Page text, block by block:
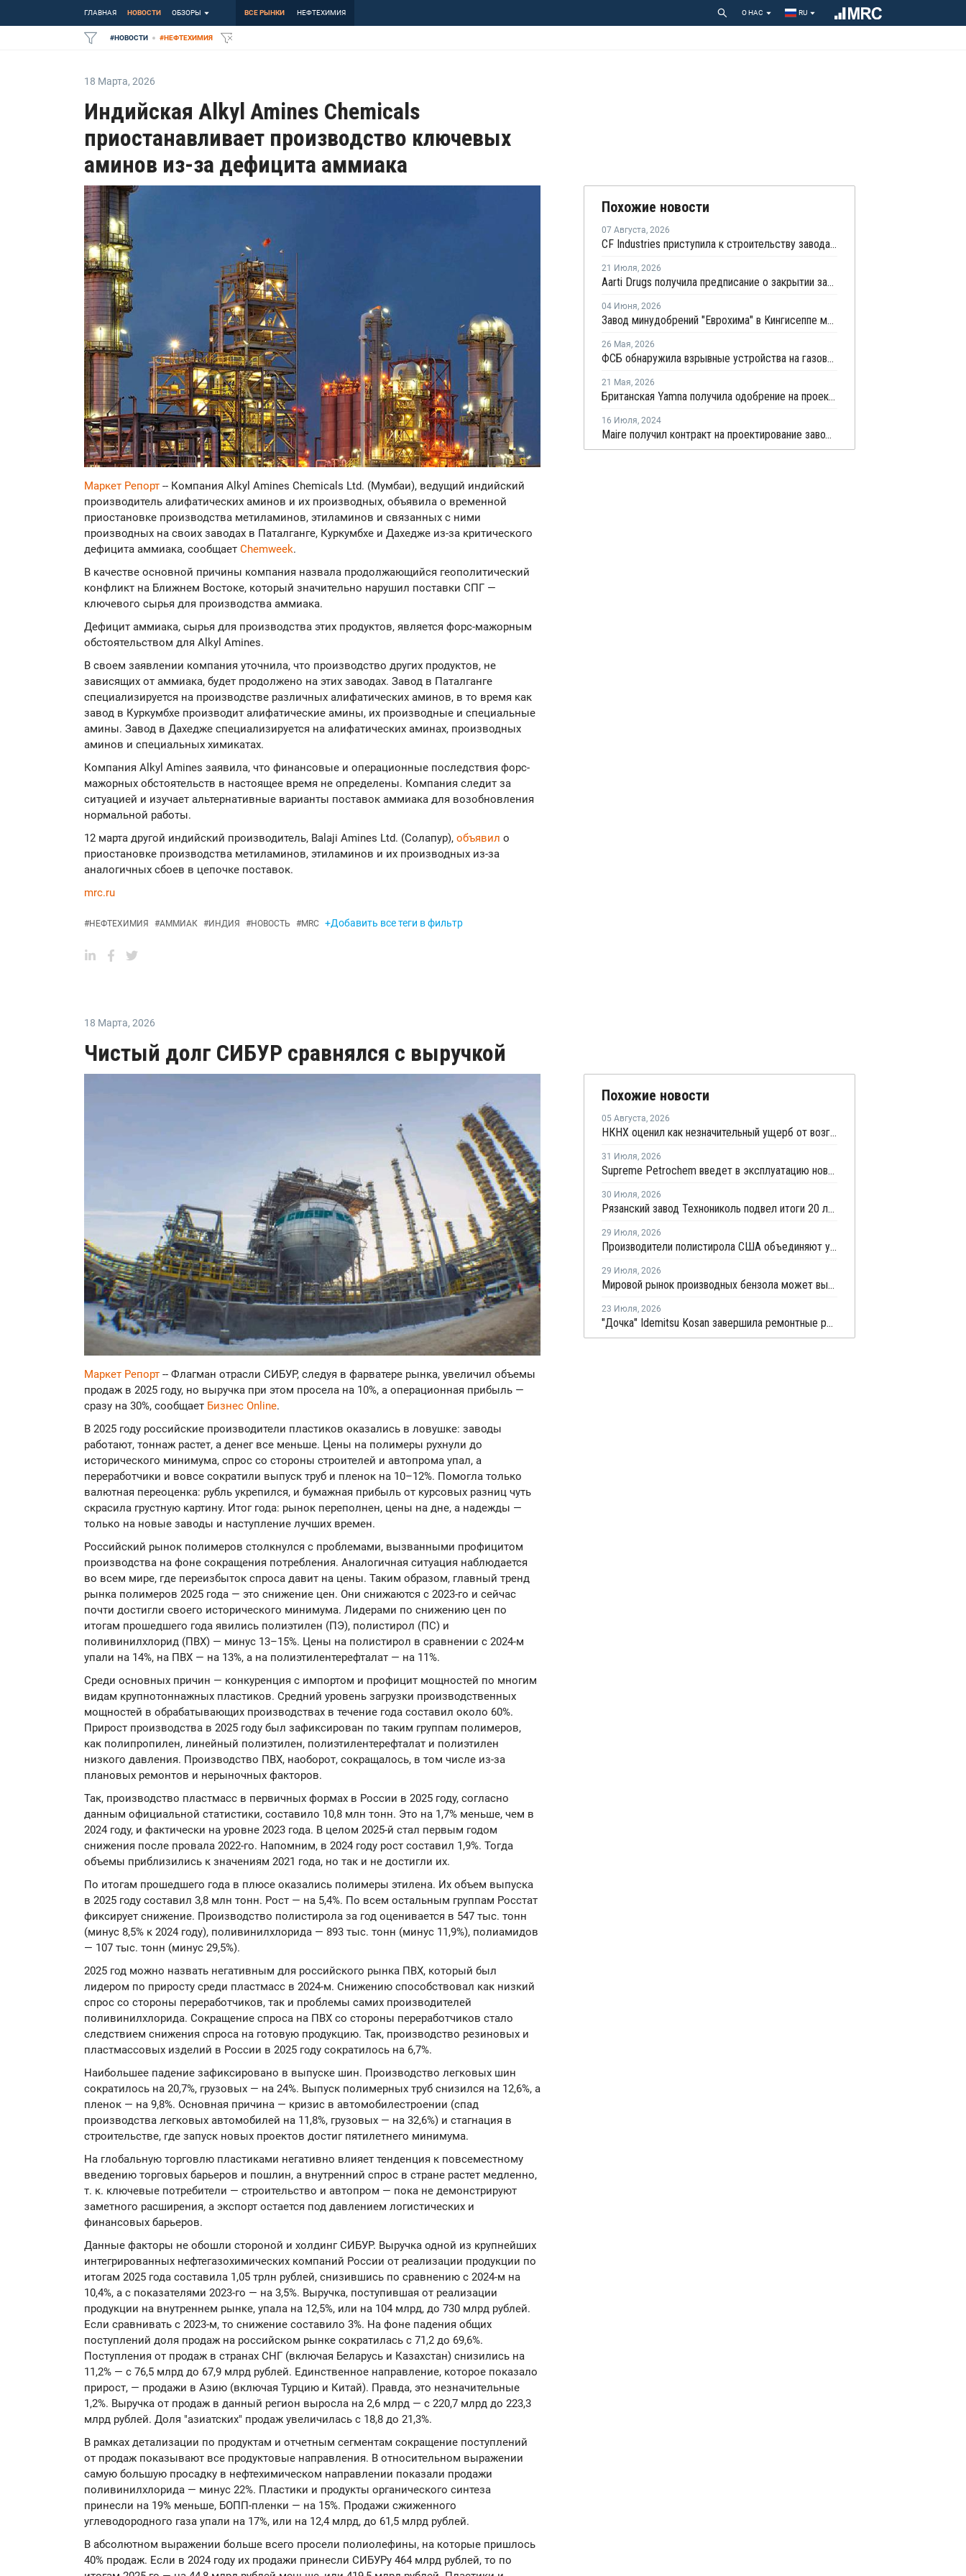
ГЛАВНАЯ НОВОСТИ ОБЗОРЫ ВСЕ РЫНКИ НЕФТЕХИМИЯ О НАС RU
#НОВОСТИ #НЕФТЕХИМИЯ
18 Марта, 2026
Индийская Alkyl Amines Chemicals
приостанавливает производство ключевых
аминов из-за дефицита аммиака
Маркет Репорт -- Компания Alkyl Amines Chemicals Ltd. (Мумбаи), ведущий индийский
производитель алифатических аминов и их производных, объявила о временной
приостановке производства метиламинов, этиламинов и связанных с ними
производных на своих заводах в Паталганге, Куркумбхе и Дахедже из-за критического
дефицита аммиака, сообщает Chemweek.
В качестве основной причины компания назвала продолжающийся геополитический
конфликт на Ближнем Востоке, который значительно нарушил поставки СПГ —
ключевого сырья для производства аммиака.
Дефицит аммиака, сырья для производства этих продуктов, является форс-мажорным
обстоятельством для Alkyl Amines.
В своем заявлении компания уточнила, что производство других продуктов, не
зависящих от аммиака, будет продолжено на этих заводах. Завод в Паталганге
специализируется на производстве различных алифатических аминов, в то время как
завод в Куркумбхе производит алифатические амины, их производные и специальные
амины. Завод в Дахедже специализируется на алифатических аминах, производных
аминов и специальных химикатах.
Компания Alkyl Amines заявила, что финансовые и операционные последствия форс-
мажорных обстоятельств в настоящее время не определены. Компания следит за
ситуацией и изучает альтернативные варианты поставок аммиака для возобновления
нормальной работы.
12 марта другой индийский производитель, Balaji Amines Ltd. (Солапур), объявил о
приостановке производства метиламинов, этиламинов и их производных из-за
аналогичных сбоев в цепочке поставок.
mrc.ru
#НЕФТЕХИМИЯ #АММИАК #ИНДИЯ #НОВОСТЬ #MRC +Добавить все теги в фильтр
Похожие новости
07 Августа, 2026
CF Industries приступила к строительству завода "чистого" аммиака за USD4 миллиарда
21 Июля, 2026
Aarti Drugs получила предписание о закрытии завода по производству аминов из-за нарушений нормативных требований
04 Июня, 2026
Завод минудобрений "Еврохима" в Кингисеппе могут запустить в третьем квартале 2026 года
26 Мая, 2026
ФСБ обнаружила взрывные устройства на газовозе из-под аммиака в Усть-Луге
21 Мая, 2026
Британская Yamna получила одобрение на проект по производству "зеленого" аммиака в Индии
16 Июля, 2024
Maire получил контракт на проектирование завода "зеленого" аммиака в Индии
18 Марта, 2026
Чистый долг СИБУР сравнялся с выручкой
Маркет Репорт -- Флагман отрасли СИБУР, следуя в фарватере рынка, увеличил объемы
продаж в 2025 году, но выручка при этом просела на 10%, а операционная прибыль —
сразу на 30%, сообщает Бизнес Online.
В 2025 году российские производители пластиков оказались в ловушке: заводы
работают, тоннаж растет, а денег все меньше. Цены на полимеры рухнули до
исторического минимума, спрос со стороны строителей и автопрома упал, а
переработчики и вовсе сократили выпуск труб и пленок на 10–12%. Помогла только
валютная переоценка: рубль укрепился, и бумажная прибыль от курсовых разниц чуть
скрасила грустную картину. Итог года: рынок переполнен, цены на дне, а надежды —
только на новые заводы и наступление лучших времен.
Российский рынок полимеров столкнулся с проблемами, вызванными профицитом
производства на фоне сокращения потребления. Аналогичная ситуация наблюдается
во всем мире, где переизбыток спроса давит на цены. Таким образом, главный тренд
рынка полимеров 2025 года — это снижение цен. Они снижаются с 2023-го и сейчас
почти достигли своего исторического минимума. Лидерами по снижению цен по
итогам прошедшего года явились полиэтилен (ПЭ), полистирол (ПС) и
поливинилхлорид (ПВХ) — минус 13–15%. Цены на полистирол в сравнении с 2024-м
упали на 14%, на ПВХ — на 13%, а на полиэтилентерефталат — на 11%.
Среди основных причин — конкуренция с импортом и профицит мощностей по многим
видам крупнотоннажных пластиков. Средний уровень загрузки производственных
мощностей в обрабатывающих производствах в течение года составил около 60%.
Прирост производства в 2025 году был зафиксирован по таким группам полимеров,
как полипропилен, линейный полиэтилен, полиэтилентерефталат и полиэтилен
низкого давления. Производство ПВХ, наоборот, сокращалось, в том числе из-за
плановых ремонтов и нерыночных факторов.
Так, производство пластмасс в первичных формах в России в 2025 году, согласно
данным официальной статистики, составило 10,8 млн тонн. Это на 1,7% меньше, чем в
2024 году, и фактически на уровне 2023 года. В целом 2025-й стал первым годом
снижения после провала 2022-го. Напомним, в 2024 году рост составил 1,9%. Тогда
объемы приблизились к значениям 2021 года, но так и не достигли их.
По итогам прошедшего года в плюсе оказались полимеры этилена. Их объем выпуска
в 2025 году составил 3,8 млн тонн. Рост — на 5,4%. По всем остальным группам Росстат
фиксирует снижение. Производство полистирола за год оценивается в 547 тыс. тонн
(минус 8,5% к 2024 году), поливинилхлорида — 893 тыс. тонн (минус 11,9%), полиамидов
— 107 тыс. тонн (минус 29,5%).
2025 год можно назвать негативным для российского рынка ПВХ, который был
лидером по приросту среди пластмасс в 2024-м. Снижению способствовал как низкий
спрос со стороны переработчиков, так и проблемы самих производителей
поливинилхлорида. Сокращение спроса на ПВХ со стороны переработчиков стало
следствием снижения спроса на готовую продукцию. Так, производство резиновых и
пластмассовых изделий в России в 2025 году сократилось на 6,7%.
Наибольшее падение зафиксировано в выпуске шин. Производство легковых шин
сократилось на 20,7%, грузовых — на 24%. Выпуск полимерных труб снизился на 12,6%, а
пленок — на 9,8%. Основная причина — кризис в автомобилестроении (спад
производства легковых автомобилей на 11,8%, грузовых — на 32,6%) и стагнация в
строительстве, где запуск новых проектов достиг пятилетнего минимума.
На глобальную торговлю пластиками негативно влияет тенденция к повсеместному
введению торговых барьеров и пошлин, а внутренний спрос в стране растет медленно,
т. к. ключевые потребители — строительство и автопром — пока не демонстрируют
заметного расширения, а экспорт остается под давлением логистических и
финансовых барьеров.
Данные факторы не обошли стороной и холдинг СИБУР. Выручка одной из крупнейших
интегрированных нефтегазохимических компаний России от реализации продукции по
итогам 2025 года составила 1,05 трлн рублей, снизившись по сравнению с 2024-м на
10,4%, а с показателями 2023-го — на 3,5%. Выручка, поступившая от реализации
продукции на внутреннем рынке, упала на 12,5%, или на 104 млрд, до 730 млрд рублей.
Если сравнивать с 2023-м, то снижение составило 3%. На фоне падения общих
поступлений доля продаж на российском рынке сократилась с 71,2 до 69,6%.
Поступления от продаж в странах СНГ (включая Беларусь и Казахстан) снизились на
11,2% — с 76,5 млрд до 67,9 млрд рублей. Единственное направление, которое показало
прирост, — продажи в Азию (включая Турцию и Китай). Правда, это незначительные
1,2%. Выручка от продаж в данный регион выросла на 2,6 млрд — с 220,7 млрд до 223,3
млрд рублей. Доля "азиатских" продаж увеличилась с 18,8 до 21,3%.
В рамках детализации по продуктам и отчетным сегментам сокращение поступлений
от продаж показывают все продуктовые направления. В относительном выражении
самую большую просадку в нефтехимическом направлении показали продажи
поливинилхлорида — минус 22%. Пластики и продукты органического синтеза
принесли на 19% меньше, БОПП-пленки — на 15%. Продажи сжиженного
углеводородного газа упали на 17%, или на 12,4 млрд, до 61,5 млрд рублей.
В абсолютном выражении больше всего просели полиолефины, на которые пришлось
40% продаж. Если в 2024 году их продажи принесли СИБУРу 464 млрд рублей, то по
Похожие новости
05 Августа, 2026
НКНХ оценил как незначительный ущерб от возгорания на линии полистирола
31 Июля, 2026
Supreme Petrochem введет в эксплуатацию новую линию по производству полистирола
30 Июля, 2026
Рязанский завод Технониколь подвел итоги 20 лет работы: мощности выпуска XPS превышают 1 млн куб. м в год
29 Июля, 2026
Производители полистирола США объединяют усилия для защиты рынка от экологических ограничений
29 Июля, 2026
Мировой рынок производных бензола может вырасти до USD69,3 млрд к 2032 году за счет спроса на стирольные полимеры
23 Июля, 2026
"Дочка" Idemitsu Kosan завершила ремонтные работы производства ПС в Пасир-Гуданге